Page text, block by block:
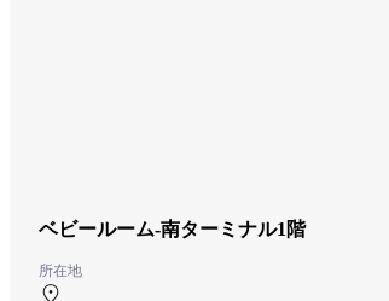
ベビールーム-南ターミナル1階
所在地